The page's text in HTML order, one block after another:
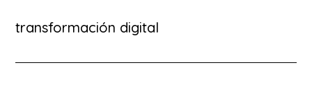
transformación digital